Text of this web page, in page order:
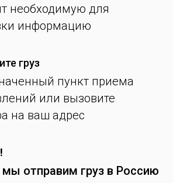
необходимую для
информацию
груз
пункт приема
или вызовите
на ваш адрес
отправим груз в Россию